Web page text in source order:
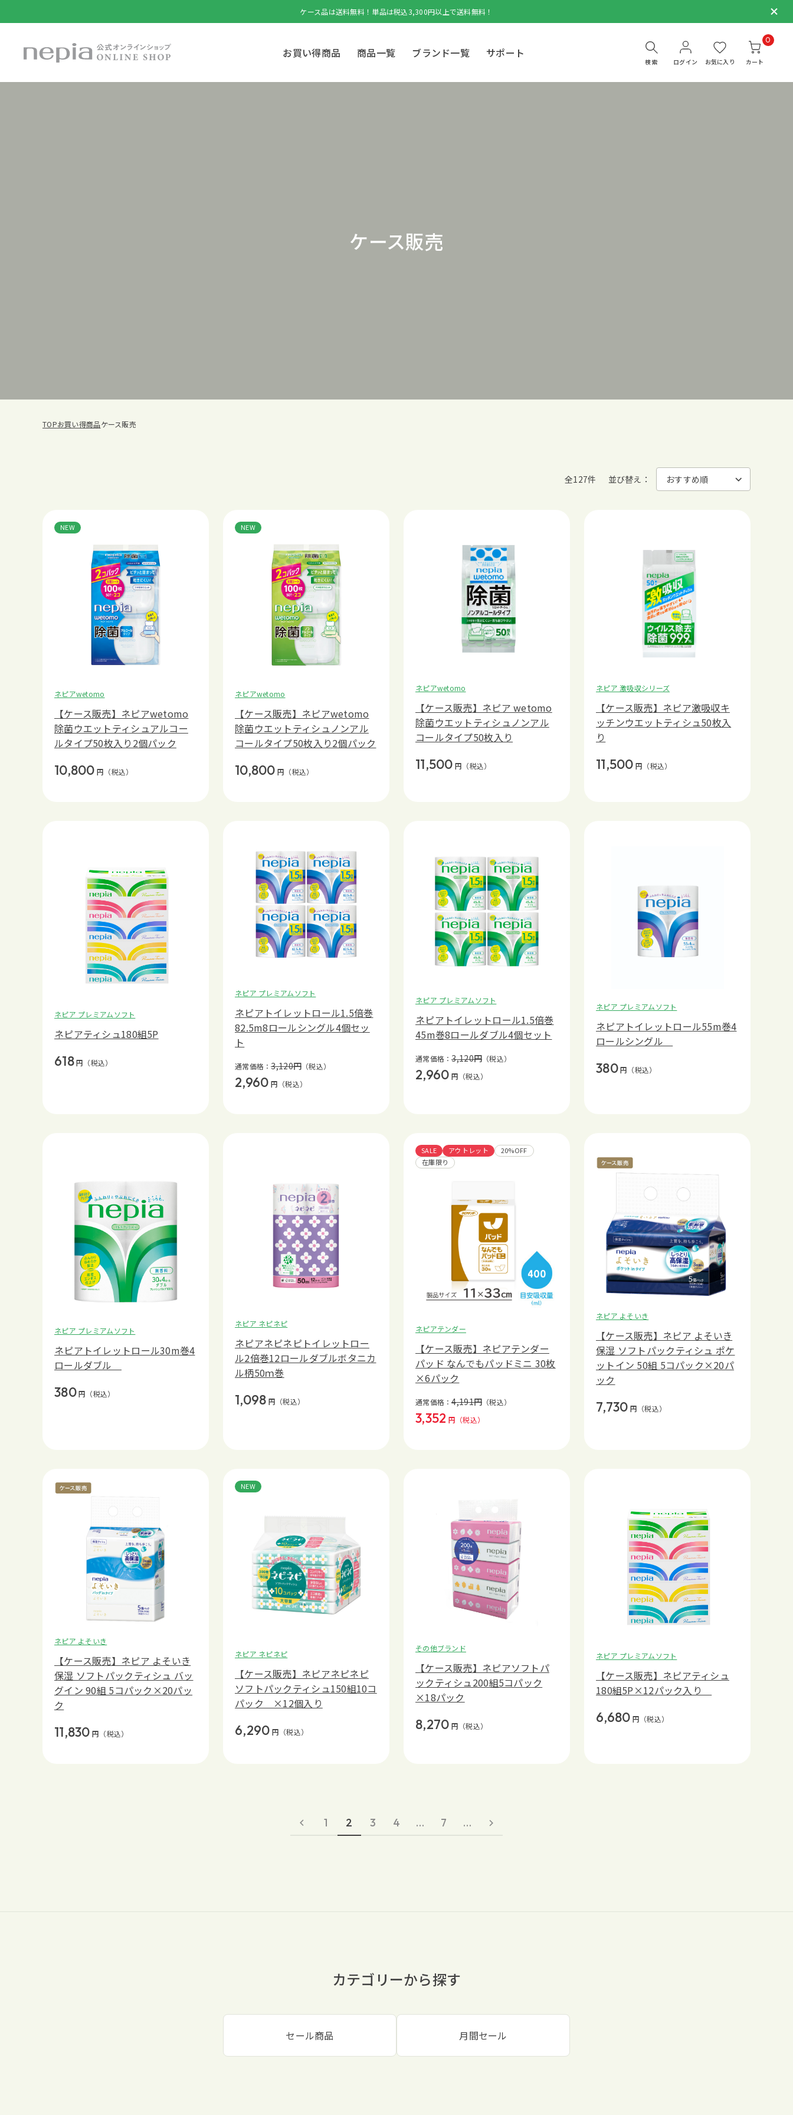
ケース品は送料無料！単品は税込3,300円以上で送料無料！
検索
お買い得商品 商品一覧 ブランド一覧 サポート
ログイン お気に入り
0
カート
ケース販売
TOPお買い得商品ケース販売
全127件 並び替え：
NEW
ネピアwetomo
【ケース販売】ネピアwetomo
除菌ウエットティシュアルコー
ルタイプ50枚入り2個パック
10,800 円 （税込）
NEW
ネピアwetomo
【ケース販売】ネピアwetomo
除菌ウエットティシュノンアル
コールタイプ50枚入り2個パック
10,800 円 （税込）
ネピアwetomo
【ケース販売】ネピア wetomo
除菌ウエットティシュノンアル
コールタイプ50枚入り
11,500 円 （税込）
ネピア 激吸収シリーズ
【ケース販売】ネピア激吸収キ
ッチンウエットティシュ50枚入
り
11,500 円 （税込）
ネピア プレミアムソフト
ネピアティシュ180組5P
618円 （税込）
ネピア プレミアムソフト
ネピアトイレットロール1.5倍巻
82.5m8ロールシングル4個セッ
ト
通常価格：3,120円 （税込）
2,960 円 （税込）
ネピア プレミアムソフト
ネピアトイレットロール1.5倍巻
45m巻8ロールダブル4個セット
通常価格：3,120円 （税込）
2,960 円 （税込）
ネピア プレミアムソフト
ネピアトイレットロール55m巻4
ロールシングル
380円 （税込）
ネピア プレミアムソフト
ネピアトイレットロール30m巻4
ロールダブル
380円 （税込）
ネピア ネピネピ
ネピアネピネピトイレットロー
ル2倍巻12ロールダブルボタニカ
ル柄50ｍ巻
1,098 円 （税込）
SALE アウトレット
20%OFF
在庫限り
ネピアテンダー
【ケース販売】ネピアテンダー
パッド なんでもパッドミニ 30枚
×6パック
通常価格：4,191円 （税込）
3,352 円 （税込）
ネピア よそいき
【ケース販売】ネピア よそいき
保湿 ソフトパックティシュ ポケ
ットイン 50組 5コパック×20パ
ック
7,730 円 （税込）
ネピア よそいき
【ケース販売】ネピア よそいき
保湿 ソフトパックティシュ バッ
グイン 90組 5コパック×20パッ
ク
11,830 円 （税込）
NEW
ネピア ネピネピ
【ケース販売】ネピアネピネピ
ソフトパックティシュ150組10コ
パック ×12個入り
6,290 円 （税込）
その他ブランド
【ケース販売】ネピアソフトパ
ックティシュ200組5コパック
×18パック
8,270 円 （税込）
ネピア プレミアムソフト
【ケース販売】ネピアティシュ
180組5P×12パック入り
6,680 円 （税込）
1 2 3 4 … 7 …
カテゴリーから探す
セール商品 月間セール